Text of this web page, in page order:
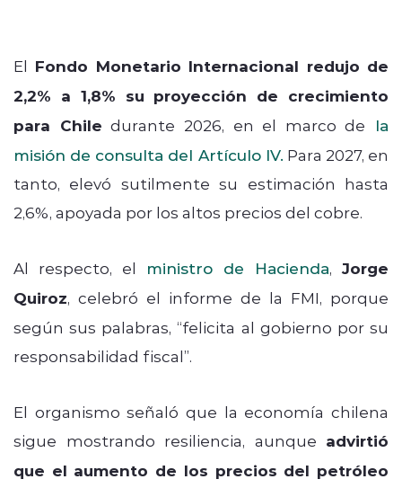
El Fondo Monetario Internacional redujo de
2,2% a 1,8% su proyección de crecimiento
para Chile durante 2026, en el marco de la
misión de consulta del Artículo IV. Para 2027, en
tanto, elevó sutilmente su estimación hasta
2,6%, apoyada por los altos precios del cobre.
Al respecto, el ministro de Hacienda, Jorge
Quiroz, celebró el informe de la FMI, porque
según sus palabras, “felicita al gobierno por su
responsabilidad fiscal”.
El organismo señaló que la economía chilena
sigue mostrando resiliencia, aunque advirtió
que el aumento de los precios del petróleo